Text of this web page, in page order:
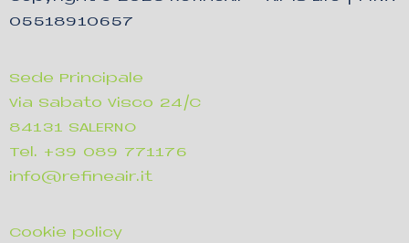
05518910657
Sede Principale
Via Sabato Visco 24/C
84131 SALERNO
Tel. +39 089 771176
info@refineair.it
Cookie policy